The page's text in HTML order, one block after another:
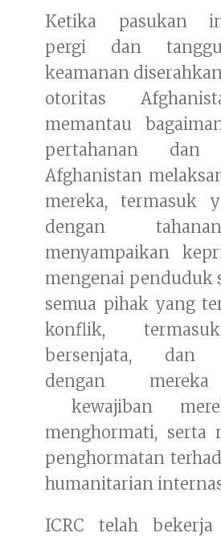
Ketika pasukan
pergi dan
keamanan
otoritas
memantau
pertahanan dan
Afghanistan
mereka, termasuk
dengan
menyampaikan
mengenai penduduk
semua pihak yang
konflik,
bersenjata, dan
dengan
kewajiban
menghormati, serta
penghormatan
humanitarian
ICRC telah